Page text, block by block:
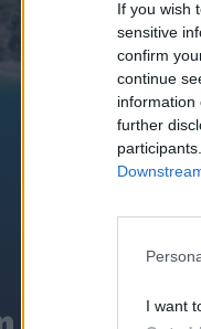
If you wish
sensitive
confirm
continue
information
further
I want